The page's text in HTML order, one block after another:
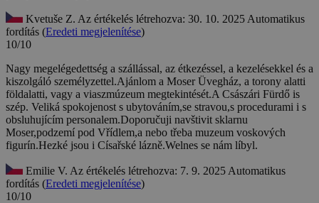
Kvetuše Z. Az értékelés létrehozva: 30. 10. 2025 Automatikus
fordítás (Eredeti megjelenítése)
10/10
Nagy megelégedettség a szállással, az étkezéssel, a kezelésekkel és a
kiszolgáló személyzettel.Ajánlom a Moser Üvegház, a torony alatti
földalatti, vagy a viaszmúzeum megtekintését.A Császári Fürdő is
szép. Veliká spokojenost s ubytováním,se stravou,s procedurami i s
obsluhujícím personalem.Doporučuji navštivit sklarnu
Moser,podzemí pod Vřídlem,a nebo třeba muzeum voskových
figurín.Hezké jsou i Císařské lázně.Welnes se nám líbyl.
Emilie V. Az értékelés létrehozva: 7. 9. 2025 Automatikus
fordítás (Eredeti megjelenítése)
10/10